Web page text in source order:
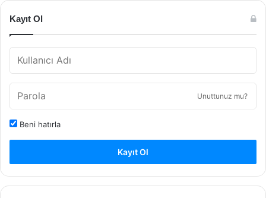
Kayıt Ol
Unuttunuz mu?
Beni hatırla
Kayıt Ol